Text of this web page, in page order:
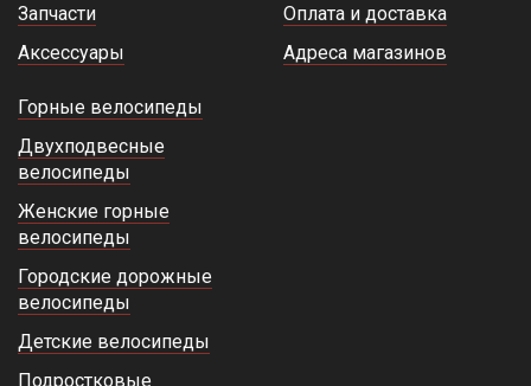
Запчасти
Аксессуары
Оплата и доставка
Адреса магазинов
Горные велосипеды
Двухподвесные
велосипеды
Женские горные
велосипеды
Городские дорожные
велосипеды
Детские велосипеды
Подростковые